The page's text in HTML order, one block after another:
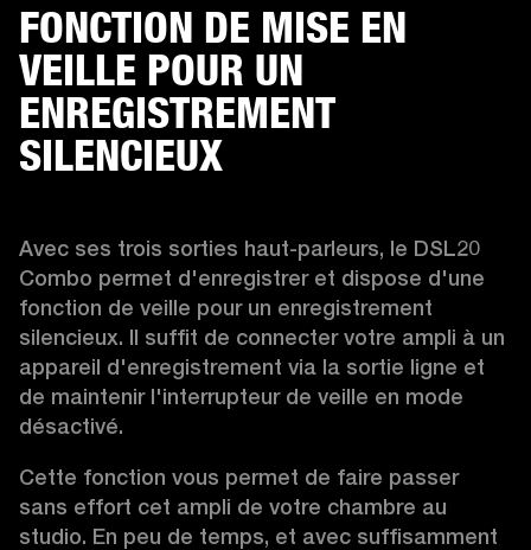
FONCTION DE MISE EN
VEILLE POUR UN
ENREGISTREMENT
SILENCIEUX
Avec ses trois sorties haut-parleurs, le DSL20
Combo permet d'enregistrer et dispose d'une
fonction de veille pour un enregistrement
silencieux. Il suffit de connecter votre ampli à un
appareil d'enregistrement via la sortie ligne et
de maintenir l'interrupteur de veille en mode
désactivé.
Cette fonction vous permet de faire passer
sans effort cet ampli de votre chambre au
studio. En peu de temps, et avec suffisamment